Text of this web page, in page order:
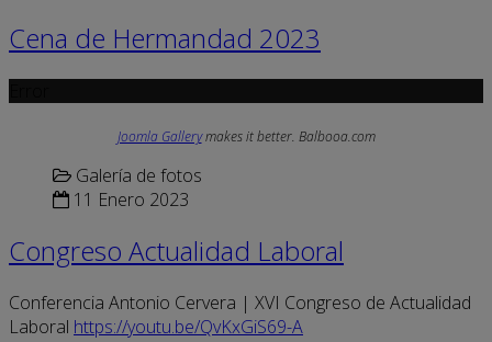
Cena de Hermandad 2023
Joomla Gallerymakes it better. Balbooa.com
Galería de fotos
11 Enero 2023
Congreso Actualidad Laboral
Conferencia Antonio Cervera | XVI Congreso de Actualidad
Laboral https://youtu.be/QvKxGiS69-A